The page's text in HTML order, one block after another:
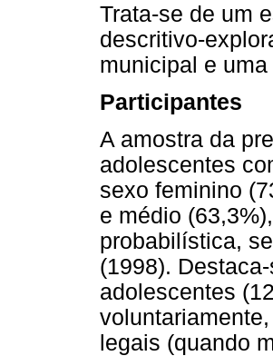
Trata-se de um
descritivo-
municipal e
Participantes
A amostra da
adolescentes
sexo feminino
e médio
probabilística,
(1998).
adolescentes
legais (quando